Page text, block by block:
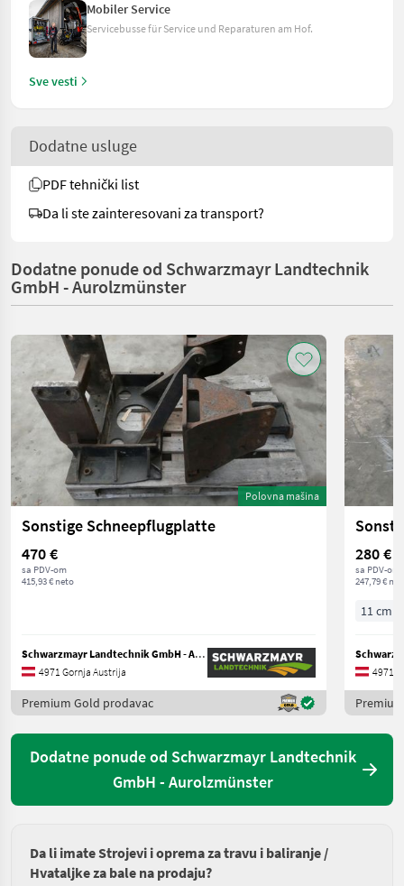
Mobiler Service
Servicebusse für Service und Reparaturen am Hof.
Sve vesti
Dodatne usluge
PDF tehnički list
Da li ste zainteresovani za transport?
Dodatne ponude od Schwarzmayr Landtechnik
GmbH - Aurolzmünster
Polovna mašina
Sonstige Schneepflugplatte
470 €
sa PDV-om
415,93 € neto
Schwarzmayr Landtechnik GmbH - Aurolzmünster
4971 Gornja Austrija
Premium Gold prodavac
280 €
sa PDV-om
247,79 €
11 cm
4971
Dodatne ponude od Schwarzmayr Landtechnik
GmbH - Aurolzmünster
Da li imate Strojevi i oprema za travu i baliranje /
Hvataljke za bale na prodaju?